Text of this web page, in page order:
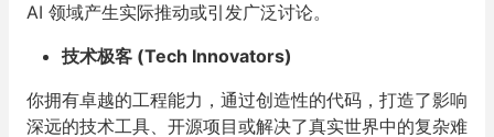
AI 领域产生实际推动或引发广泛讨论。
技术极客 (Tech Innovators)
你拥有卓越的工程能力，通过创造性的代码，打造了影响
深远的技术工具、开源项目或解决了真实世界中的复杂难